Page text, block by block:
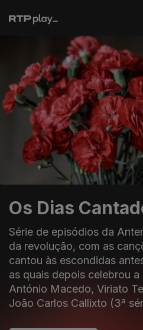
Os Dias
Série de episódios da
da revolução, com as
cantou às escondidas
as quais depois celebrou
António Macedo, Viriato
João Carlos Callixto (3ª